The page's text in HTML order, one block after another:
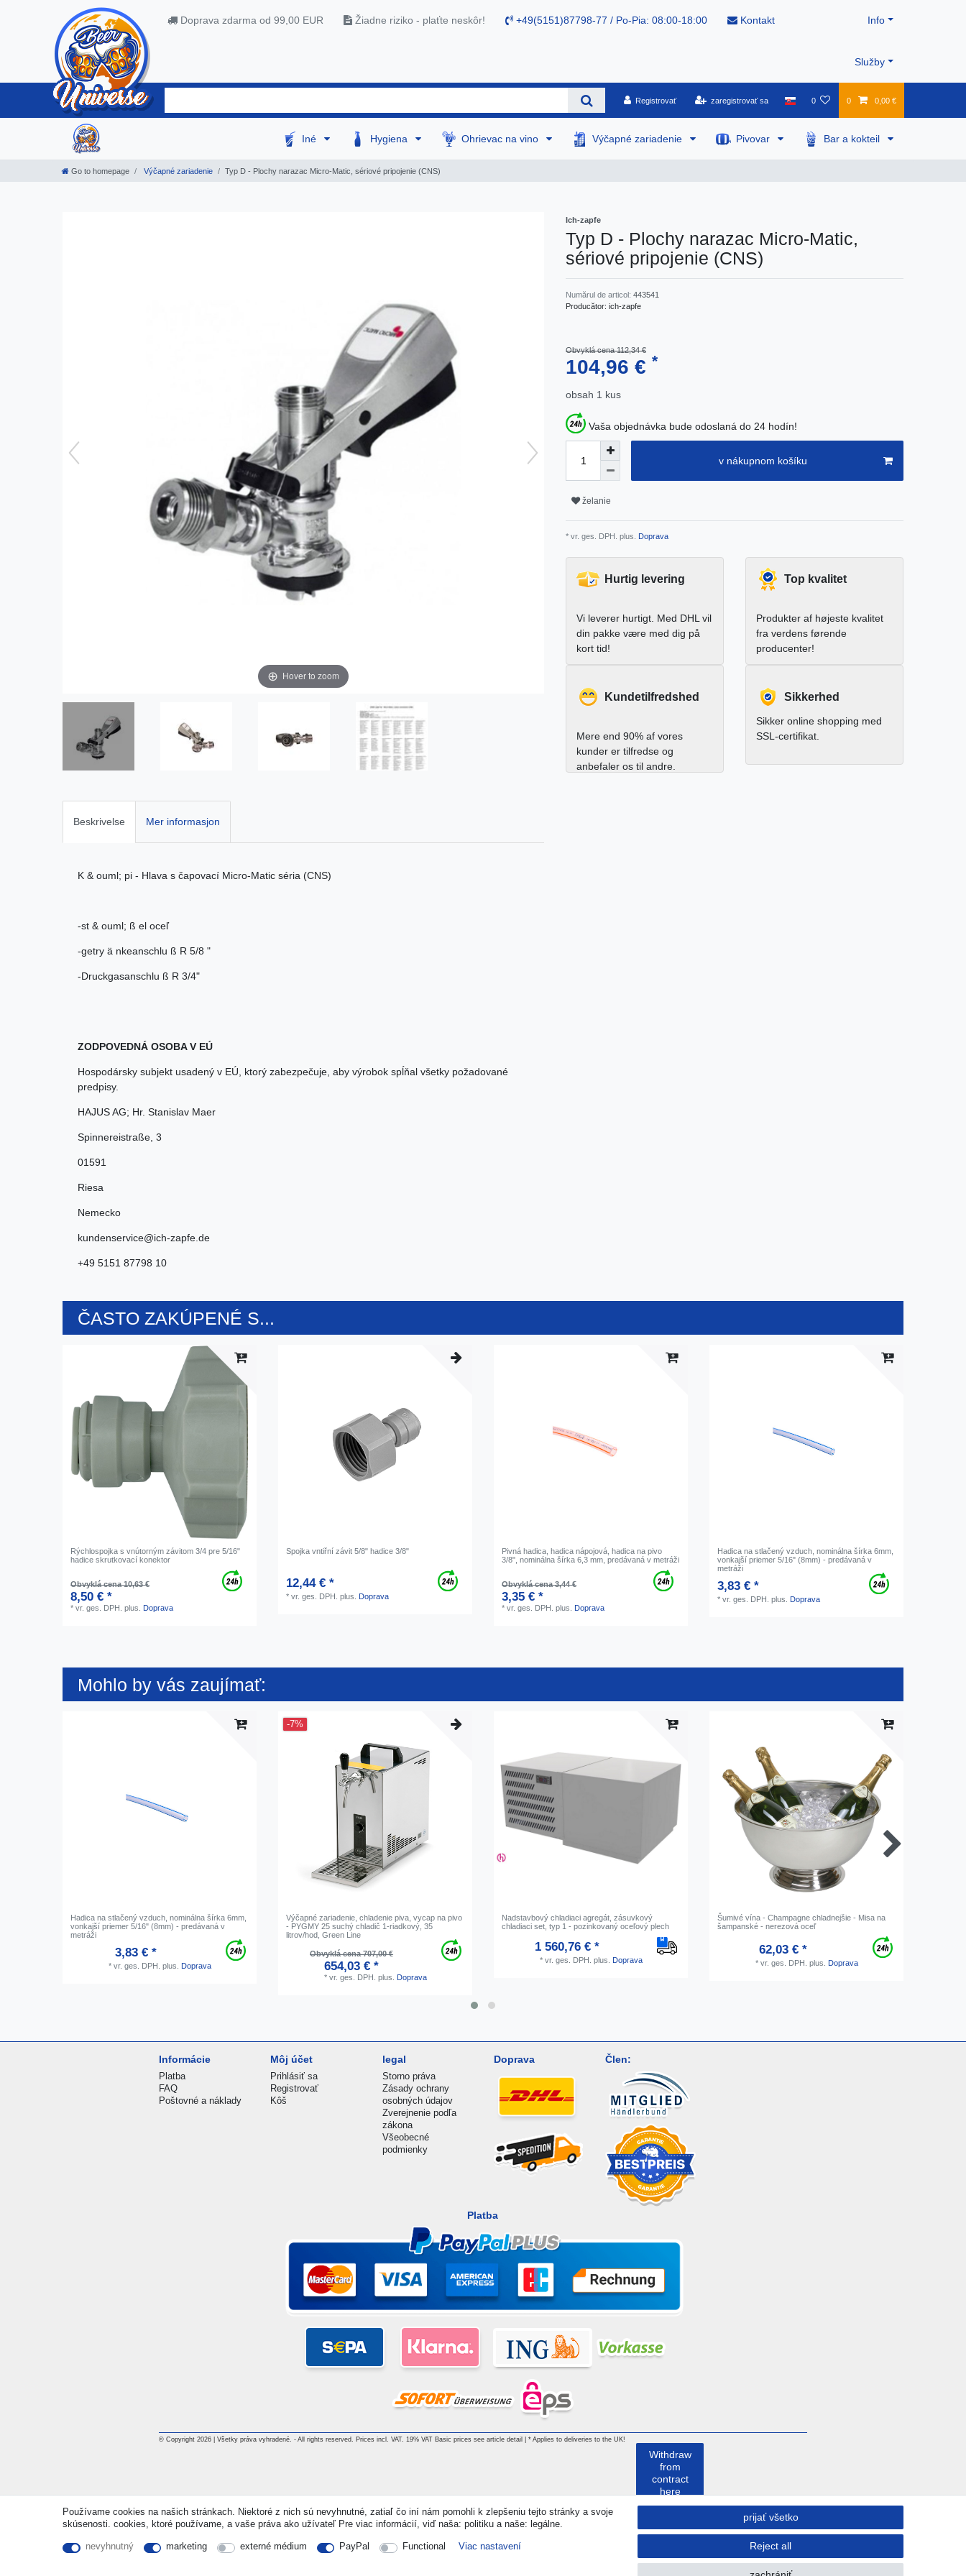
Doprava zdarma od 99,00 EUR Žiadne riziko - plaťte neskôr! +49(5151)87798-77 / Po-Pia: 08:00-18:00 Kontakt Info
Služby
Registrovať zaregistrovať sa 0 0 0,00 €
Iné Hygiena Ohrievac na vino Výčapné zariadenie Pivovar Bar a kokteil
Go to homepage Výčapné zariadenie Typ D - Plochy narazac Micro-Matic, sériové pripojenie (CNS)
Hover to zoom
Beskrivelse Mer informasjon
K & ouml; pi - Hlava s čapovací Micro-Matic séria (CNS)
-st & ouml; ß el oceľ
-getry ä nkeanschlu ß R 5/8 "
-Druckgasanschlu ß R 3/4"
ZODPOVEDNÁ OSOBA V EÚ
Hospodársky subjekt usadený v EÚ, ktorý zabezpečuje, aby výrobok spĺňal všetky požadované
predpisy.
HAJUS AG; Hr. Stanislav Maer
Spinnereistraße 3
01591
Riesa
Nemecko
kundenservice@ich-zapfe.de
+49 5151 87798 10
Ich-zapfe
Typ D - Plochy narazac Micro-Matic,
sériové pripojenie (CNS)
Numărul de articol: 443541
Producător: ich-zapfe
Obvyklá cena 112,34 €
104,96 € *
obsah 1 kus
Vaša objednávka bude odoslaná do 24 hodín!
v nákupnom košíku
želanie
* vr. ges. DPH. plus. Doprava
Hurtig levering
Vi leverer hurtigt. Med DHL vil
din pakke være med dig på
kort tid!
Top kvalitet
Produkter af højeste kvalitet
fra verdens førende
producenter!
Kundetilfredshed
Mere end 90% af vores
kunder er tilfredse og
anbefaler os til andre.
Sikkerhed
Sikker online shopping med
SSL-certifikat.
ČASTO ZAKÚPENÉ S...
Rýchlospojka s vnútorným závitom 3/4 pre 5/16"
hadice skrutkovací konektor
Obvyklá cena 10,63 €
8,50 € *
*vr. ges. DPH. plus. Doprava
Spojka vntiřní závit 5/8" hadice 3/8"
12,44 € *
*vr. ges. DPH. plus. Doprava
Pivná hadica, hadica nápojová, hadica na pivo
3/8", nominálna šírka 6,3 mm, predávaná v metráži
Obvyklá cena 3,44 €
3,35 € *
*vr. ges. DPH. plus. Doprava
Hadica na stlačený vzduch, nominálna šírka 6mm,
vonkajší priemer 5/16" (8mm) - predávaná v
metráži
3,83 € *
*vr. ges. DPH. plus. Doprava
Mohlo by vás zaujímať:
Hadica na stlačený vzduch, nominálna šírka 6mm,
vonkajší priemer 5/16" (8mm) - predávaná v
metráži
3,83 € *
* vr. ges. DPH. plus. Doprava
-7%
Výčapné zariadenie, chladenie piva, vycap na pivo
- PYGMY 25 suchý chladič 1-riadkový, 35
litrov/hod, Green Line
Obvyklá cena 707,00 €
654,03 € *
* vr. ges. DPH. plus. Doprava
Nadstavbový chladiaci agregát, zásuvkový
chladiaci set, typ 1 - pozinkovaný oceľový plech
1 560,76 € *
* vr. ges. DPH. plus. Doprava
Šumivé vína - Champagne chladnejšie - Misa na
šampanské - nerezová oceľ
62,03 € *
* vr. ges. DPH. plus. Doprava
Informácie
Platba
FAQ
Poštovné a náklady
Môj účet
Prihlásiť sa
Registrovať
Kôš
legal
Storno práva
Zásady ochrany
osobných údajov
Zverejnenie podľa
zákona
Všeobecné
podmienky
Doprava Člen:
Platba
© Copyright 2026 | Všetky práva vyhradené. - All rights reserved. Prices incl. VAT. 19% VAT Basic prices see article detail | * Applies to deliveries to the UK!
Používame cookies na našich stránkach. Niektoré z nich sú nevyhnutné, zatiaľ čo iní nám pomohli k zlepšeniu tejto stránky a svoje
skúsenosti. cookies, ktoré používame, a vaše práva ako užívateľ Pre viac informácií, viď naša: politiku a naše: legálne.
nevyhnutný marketing externé médium PayPal Functional Viac nastavení
prijať všetko
Reject all
Withdraw
from
contract
here